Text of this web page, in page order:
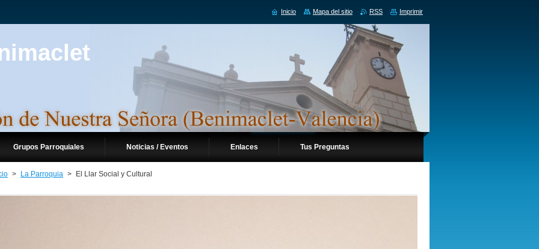
Grupos Parroquiales Noticias / Eventos Enlaces Tus Preguntas
> La Parroquia > El Llar Social y Cultural
Inicio Mapa del sitio RSS Imprimir